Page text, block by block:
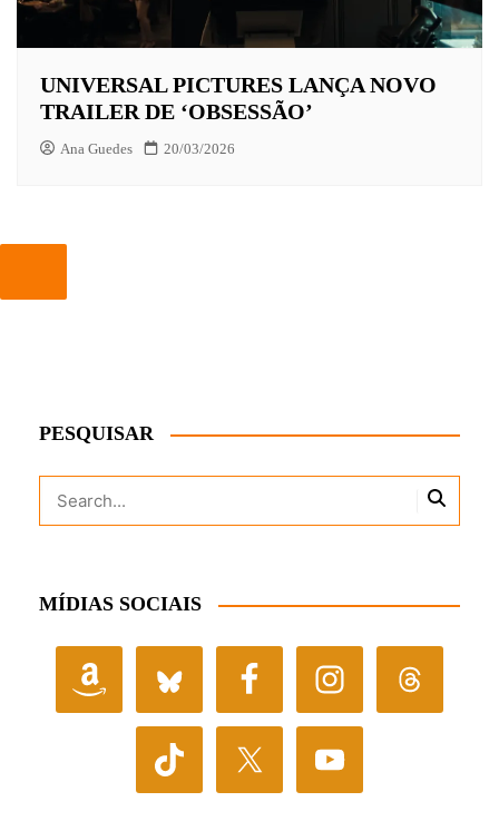
UNIVERSAL PICTURES LANÇA NOVO
TRAILER DE ‘OBSESSÃO’
Ana Guedes 20/03/2026
PESQUISAR
MÍDIAS SOCIAIS